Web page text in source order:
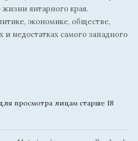
янтарного края.
экономике, обществе,
недостатках самого западного
просмотра лицам старше 18